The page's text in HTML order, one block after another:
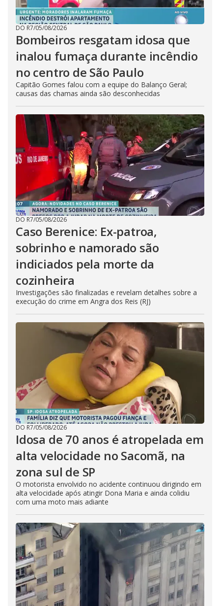
DO R7/05/08/2026
Bombeiros resgatam idosa que
inalou fumaça durante incêndio
no centro de São Paulo
Capitão Gomes falou com a equipe do Balanço Geral;
causas das chamas ainda são desconhecidas
DO R7/05/08/2026
Caso Berenice: Ex-patroa,
sobrinho e namorado são
indiciados pela morte da
cozinheira
Investigações são finalizadas e revelam detalhes sobre a
execução do crime em Angra dos Reis (RJ)
DO R7/05/08/2026
Idosa de 70 anos é atropelada em
alta velocidade no Sacomã, na
zona sul de SP
O motorista envolvido no acidente continuou dirigindo em
alta velocidade após atingir Dona Maria e ainda colidiu
com uma moto mais adiante